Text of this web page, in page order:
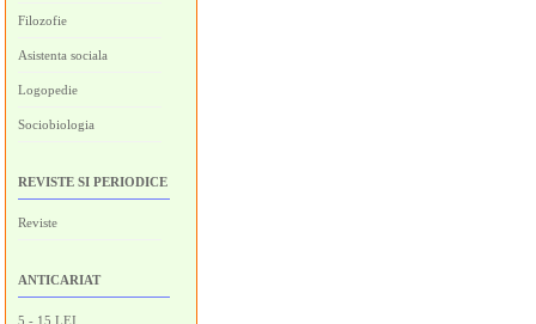
Filozofie
Asistenta sociala
Logopedie
Sociobiologia
REVISTE SI PERIODICE
Reviste
ANTICARIAT
5 - 15 LEI